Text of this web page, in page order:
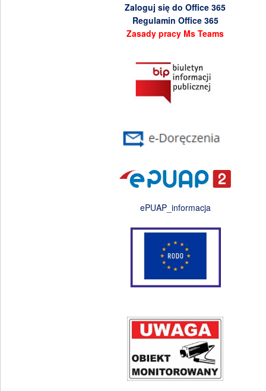
Zaloguj się do Office 365
Regulamin Office 365
Zasady pracy Ms Teams
ePUAP_informacja